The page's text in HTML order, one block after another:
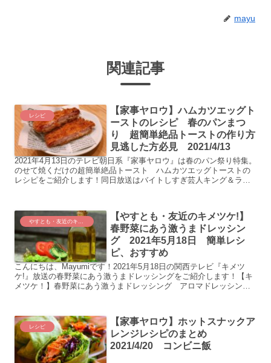
mayu
関連記事
レシピ
【家事ヤロウ】ハムカツエッグト
ーストのレシピ 春のパンまつ
り 超簡単絶品トーストの作り方
見逃した方必見 2021/4/13
2021年4月13日のテレビ朝日系『家事ヤロウ』は春のパン祭り特集。
のせて焼くだけの超簡単絶品トースト ハムカツエッグトーストの
レシピをご紹介します！同日放送はバイトしすぎ芸人キング＆ラン
【やすとも・友近のキメツケ!】
春野菜にあう激うまドレッシン
グ 2021年5月18日 簡単レシ
ピ、おすすめ
こんにちは、Mayumiです！2021年5月18日の関西テレビ『キメツ
ケ!』放送の春野菜にあう激うまドレッシングをご紹介します！【キ
メツケ！】春野菜にあう激うまドレッシング アロマドレッシング
レシピ
【家事ヤロウ】ホットスナックア
レンジレシピのまとめ
2021/4/20 コンビニ飯